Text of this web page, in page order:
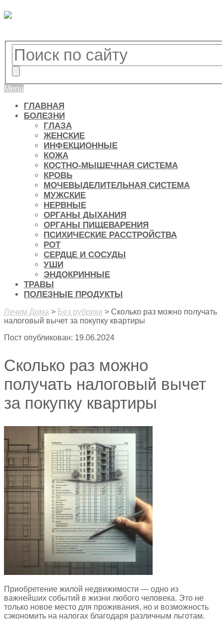
Menu
ГЛАВНАЯ
БОЛЕЗНИ
ГЛАЗА
ЖЕНСКИЕ
ИНФЕКЦИОННЫЕ
КОЖА
КОСТНО-МЫШЕЧНАЯ СИСТЕМА
КРОВЬ
МОЧЕВЫДЕЛИТЕЛЬНАЯ СИСТЕМА
МУЖСКИЕ
НЕРВНЫЕ
ОРГАНЫ ДЫХАНИЯ
ОРГАНЫ ПИЩЕВАРЕНИЯ
ПСИХИЧЕСКИЕ РАССТРОЙСТВА
РОТ
СЕРДЦЕ И СОСУДЫ
УШИ
ЭНДОКРИННЫЕ
ТРАВЫ
ПОЛЕЗНЫЕ ПРОДУКТЫ
Лечим Дома > Без рубрики > Сколько раз можно получать
налоговый вычет за покупку квартиры
Пост опубликован: 19.06.2024
Сколько раз можно
получать налоговый вычет
за покупку квартиры
Приобретение жилой недвижимости — одно из
важнейших событий в жизни любого человека. Это не
только новое место для проживания, но и возможность
сэкономить на налогах благодаря различным льготам.